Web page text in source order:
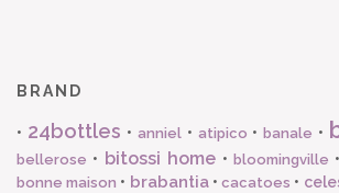
BRAND
• 24bottles • anniel• atipico •banale •
bellerose • bitossi home • bloomingville •
bonne maison • brabantia•cacatoes •